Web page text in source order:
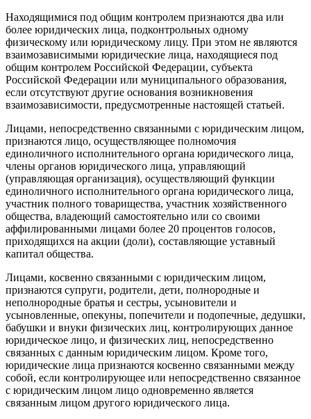
Находящимися под общим контролем признаются два или
более юридических лица, подконтрольных одному
физическому или юридическому лицу. При этом не являются
взаимозависимыми юридические лица, находящиеся под
общим контролем Российской Федерации, субъекта
Российской Федерации или муниципального образования,
если отсутствуют другие основания возникновения
взаимозависимости, предусмотренные настоящей статьей.
Лицами, непосредственно связанными с юридическим лицом,
признаются лицо, осуществляющее полномочия
единоличного исполнительного органа юридического лица,
члены органов юридического лица, управляющий
(управляющая организация), осуществляющий функции
единоличного исполнительного органа юридического лица,
участник полного товарищества, участник хозяйственного
общества, владеющий самостоятельно или со своими
аффилированными лицами более 20 процентов голосов,
приходящихся на акции (доли), составляющие уставный
капитал общества.
Лицами, косвенно связанными с юридическим лицом,
признаются супруги, родители, дети, полнородные и
неполнородные братья и сестры, усыновители и
усыновленные, опекуны, попечители и подопечные, дедушки,
бабушки и внуки физических лиц, контролирующих данное
юридическое лицо, и физических лиц, непосредственно
связанных с данным юридическим лицом. Кроме того,
юридические лица признаются косвенно связанными между
собой, если контролирующее или непосредственно связанное
с юридическим лицом лицо одновременно является
связанным лицом другого юридического лица.